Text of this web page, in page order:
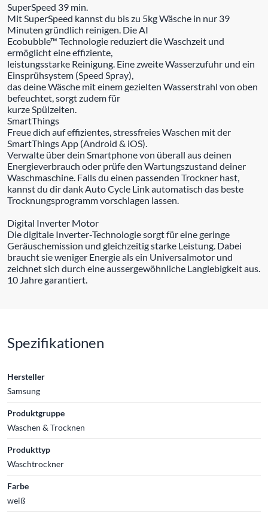
SuperSpeed 39 min.
Mit SuperSpeed kannst du bis zu 5kg Wäsche in nur 39
Minuten gründlich reinigen. Die AI
Ecobubble™ Technologie reduziert die Waschzeit und
ermöglicht eine effiziente,
leistungsstarke Reinigung. Eine zweite Wasserzufuhr und ein
Einsprühsystem (Speed Spray),
das deine Wäsche mit einem gezielten Wasserstrahl von oben
befeuchtet, sorgt zudem für
kurze Spülzeiten.
SmartThings
Freue dich auf effizientes, stressfreies Waschen mit der
SmartThings App (Android & iOS).
Verwalte über dein Smartphone von überall aus deinen
Energieverbrauch oder prüfe den Wartungszustand deiner
Waschmaschine. Falls du einen passenden Trockner hast,
kannst du dir dank Auto Cycle Link automatisch das beste
Trocknungsprogramm vorschlagen lassen.
Digital Inverter Motor
Die digitale Inverter-Technologie sorgt für eine geringe
Geräuschemission und gleichzeitig starke Leistung. Dabei
braucht sie weniger Energie als ein Universalmotor und
zeichnet sich durch eine aussergewöhnliche Langlebigkeit aus.
10 Jahre garantiert.
Spezifikationen
Hersteller
Samsung
Produktgruppe
Waschen & Trocknen
Produkttyp
Waschtrockner
Farbe
weiß